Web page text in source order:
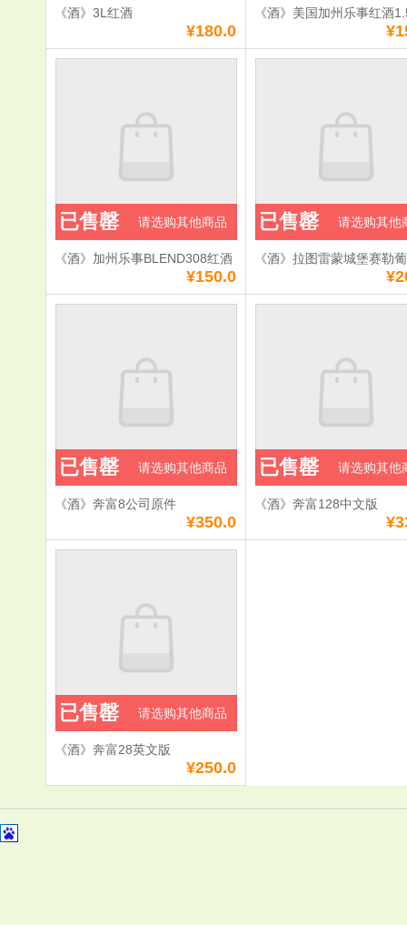
《酒》3L红酒
¥180.0
《酒》美国加州乐事红酒
《酒》加州乐事BLEND308红酒
¥150.0
已售罄 请选购其他商品
《酒》拉图雷蒙城堡赛勒
已售罄 请选购其他
《酒》奔富8公司原件
¥350.0
已售罄 请选购其他商品
《酒》奔富128中文版
已售罄 请选购其他
《酒》奔富28英文版
¥250.0
已售罄 请选购其他商品